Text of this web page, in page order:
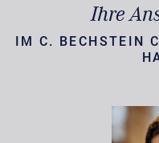
Ihre
IM C. BECHSTEIN